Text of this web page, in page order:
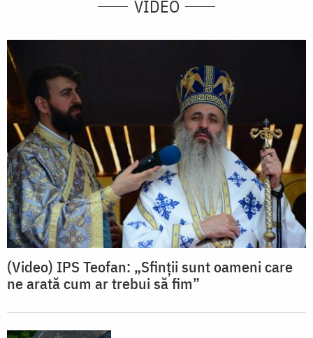
VIDEO
(Video) IPS Teofan: „Sfinții sunt oameni care
ne arată cum ar trebui să fim”